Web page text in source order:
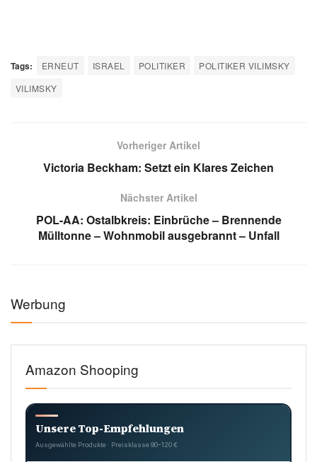
Tags: ERNEUT ISRAEL POLITIKER
POLITIKER VILIMSKY
VILIMSKY
Vorheriger Artikel
Victoria Beckham: Setzt ein Klares Zeichen
Nächster Artikel
POL-AA: Ostalbkreis: Einbrüche – Brennende
Mülltonne – Wohnmobil ausgebrannt – Unfall
Werbung
Amazon Shooping
Unsere Top-Empfehlungen
Ausgewählte Produkte · Preisklasse 90–120 €